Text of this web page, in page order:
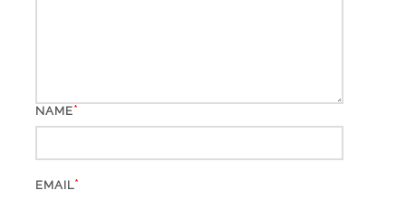
NAME*
EMAIL*